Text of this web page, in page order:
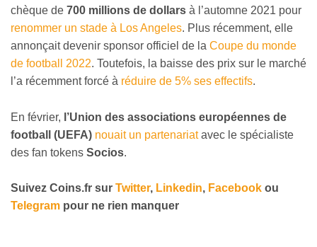
chèque de 700 millions de dollars à l’automne 2021 pour
renommer un stade à Los Angeles. Plus récemment, elle
annonçait devenir sponsor officiel de la Coupe du monde
de football 2022. Toutefois, la baisse des prix sur le marché
l’a récemment forcé à réduire de 5% ses effectifs.
En février, l’Union des associations européennes de
football (UEFA) nouait un partenariatavec le spécialiste
des fan tokens Socios.
Suivez Coins.fr sur Twitter, Linkedin, Facebook ou
Telegram pour ne rien manquer